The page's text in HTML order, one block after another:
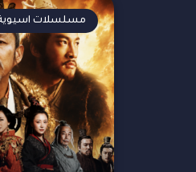
مسلسلات